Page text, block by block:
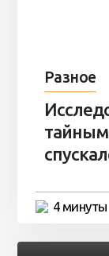
Разное
4 минуты